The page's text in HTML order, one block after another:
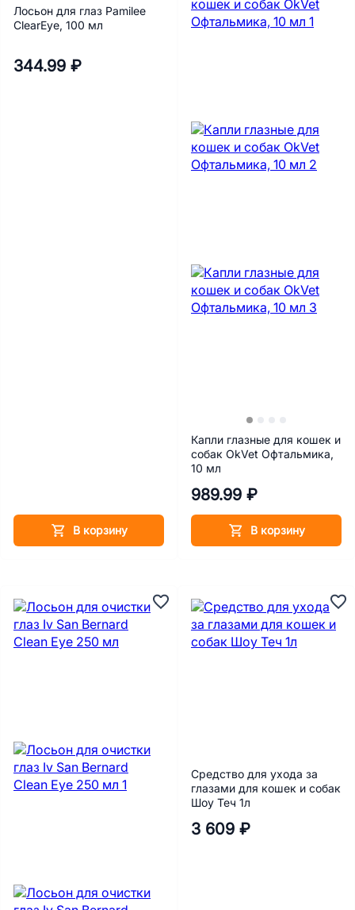
Лосьон для глаз Pamilee
ClearEye, 100 мл
344.99 ₽
В корзину
Капли глазные для кошек и
собак OkVet Офтальмика,
10 мл
989.99 ₽
В корзину
Средство для ухода за
глазами для кошек и собак
Шоу Теч 1л
3 609 ₽